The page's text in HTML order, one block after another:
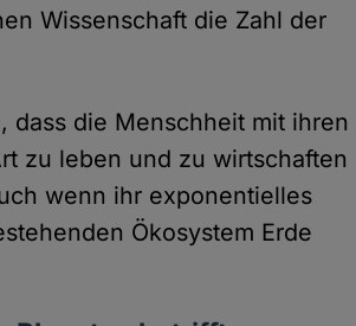
Wissenschaft die Zahl der
dass die Menschheit mit ihren
zu leben und zu wirtschaften
wenn ihr exponentielles
Ökosystem Erde